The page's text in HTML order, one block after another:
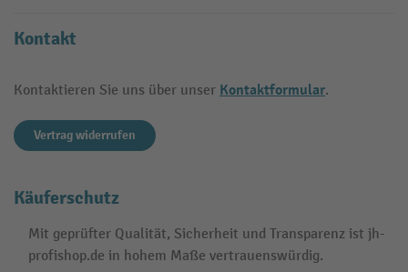
Kontakt
Kontaktieren Sie uns über unser Kontaktformular.
Vertrag widerrufen
Käuferschutz
Mit geprüfter Qualität, Sicherheit und Transparenz ist jh-
profishop.de in hohem Maße vertrauenswürdig.